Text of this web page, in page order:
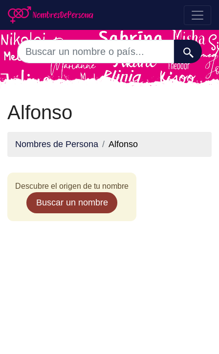
Alfonso
Nombres de Persona Alfonso
Descubre el origen de tu nombre
Buscar un nombre